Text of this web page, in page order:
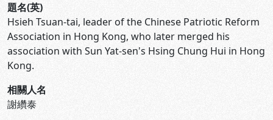
題名(英)
Hsieh Tsuan-tai, leader of the Chinese Patriotic Reform
Association in Hong Kong, who later merged his
association with Sun Yat-sen's Hsing Chung Hui in Hong
Kong.
相關人名
謝纘泰